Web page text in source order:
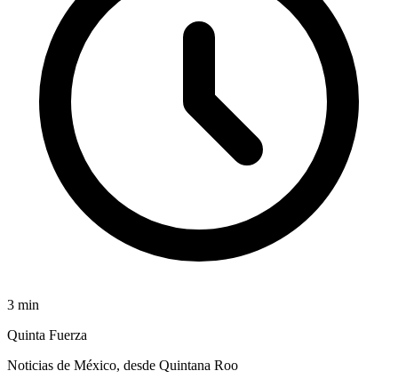
3 min
Quinta Fuerza
Noticias de México, desde Quintana Roo